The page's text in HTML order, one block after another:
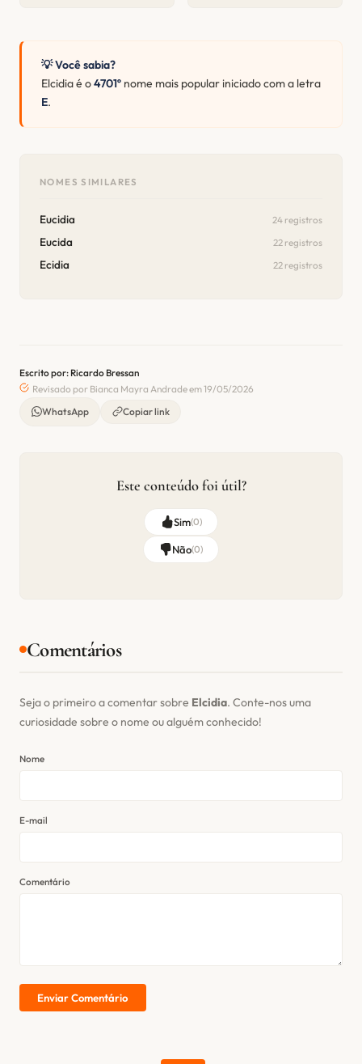
💡 Você sabia?
Elcidia é o4701º nome mais popular iniciado com a letra
E.
NOMES SIMILARES
Eucidia 24 registros
Eucida 22 registros
Ecidia 22 registros
Escrito por: Ricardo Bressan
Revisado por Bianca Mayra Andrade em 19/05/2026
WhatsApp
Copiar link
Este conteúdo foi útil?
Sim(0)
Não(0)
Comentários
Seja o primeiro a comentar sobre Elcidia. Conte-nos uma
curiosidade sobre o nome ou alguém conhecido!
Nome
E-mail
Comentário
Enviar Comentário